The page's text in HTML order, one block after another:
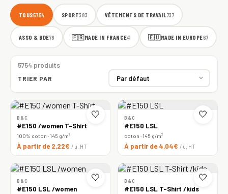
TOUS5754 SPORT383 VÊTEMENTS DE TRAVAIL737
ASSO & BDE78 🇫🇷MADE IN FRANCE41 🇪🇺MADE IN EUROPE67
5754 produits
TRIER PAR
🤍
B&C
#E150 /women T-Shirt
100% coton · 145 g/m²
À partir de 2,22€ / u. HT
🤍
B&C
#E150 LSL
coton · 145 g/m²
À partir de 4,04€ / u. HT
🤍
B&C
#E150 LSL /women
🤍
B&C
#E150 LSL T-Shirt /kids